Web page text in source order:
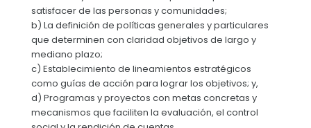
Ejecución Presupuestaria
Obras y proyectos
satisfacer de las personas y comunidades;
b) La definición de políticas generales y particulares
que determinen con claridad objetivos de largo y
mediano plazo;
c) Establecimiento de lineamientos estratégicos
como guías de acción para lograr los objetivos; y,
d) Programas y proyectos con metas concretas y
mecanismos que faciliten la evaluación, el control